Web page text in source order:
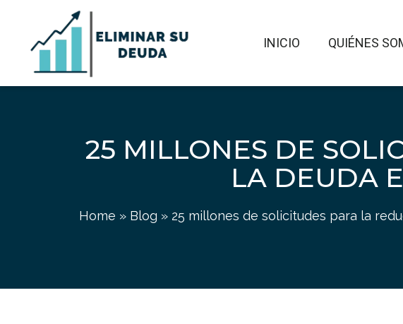
INICIO QUIÉNES
25 MILLONES DE
LA DEUDA
Home » Blog » 25 millones de solicitudes para la